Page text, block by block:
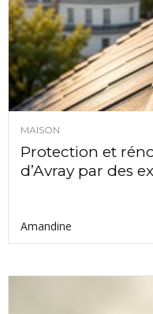
MAISON
Protection et
d’Avray par des
Amandine